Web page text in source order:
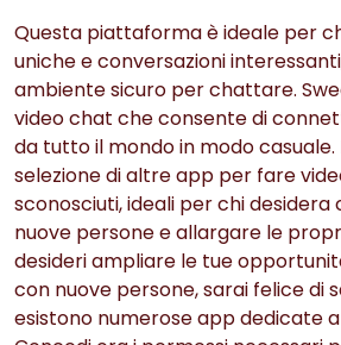
Questa piattaforma è ideale per
uniche e conversazioni
ambiente sicuro per chattare.
video chat che consente di
da tutto il mondo in modo
selezione di altre app per fare
sconosciuti, ideali per chi
nuove persone e allargare le
desideri ampliare le tue
con nuove persone, sarai felice di
esistono numerose app dedicate